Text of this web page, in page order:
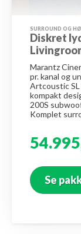
SURROUND OG
Diskret
Marantz
pr. kanal og
Artcoustic
kompakt
200S
Komplet
Se